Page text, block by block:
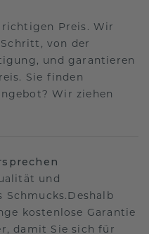
Preis. Wir
von der
und garantieren
Sie finden
Wir ziehen
und
Schmucks.Deshalb
kostenlose Garantie
damit Sie sich für